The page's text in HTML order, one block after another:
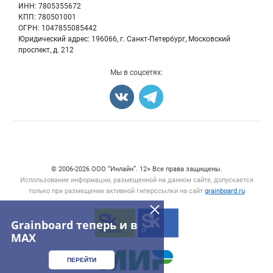
Grainboard теперь и в
MAX
ПЕРЕЙТИ
ИНН: 7805355672
КПП: 780501001
ОГРН: 1047855085442
Юридический адрес: 196066, г. Санкт-Петербург, Московский
проспект, д. 212
Мы в соцсетях:
© 2006‑2026 ООО “Инлайн”. 12+ Все права защищены.
Использование информации, размещенной на данном сайте, допускается
только при размещении активной гиперссылки на сайт grainboard.ru